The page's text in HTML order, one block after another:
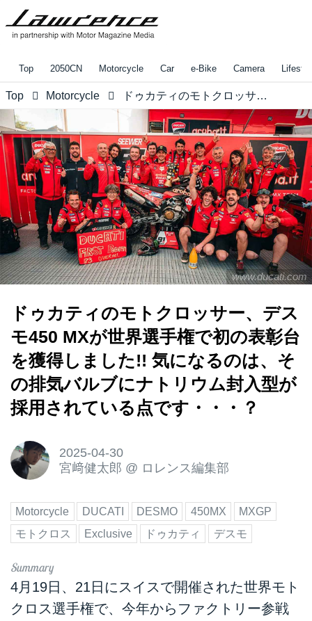
Top 2050CN Motorcycle Car e-Bike Camera
Top Motorcycle ドゥカティのモトクロッサー、デスモ450 MXが世界選手権で初の表彰台を獲得しました!! 気になるのは、その排気バルブにナトリウム封入型が採用されている点です・・・？
www.ducati.com
ドゥカティのモトクロッサー、デス
モ450 MXが世界選手権で初の表彰台
を獲得しました!! 気になるのは、そ
の排気バルブにナトリウム封入型が
採用されている点です・・・？
2025-04-30
宮﨑健太郎 @ ロレンス編集部
Motorcycle DUCATI DESMO 450MX
MXGP
モトクロス
Exclusive ドゥカティ デスモ
4月19日、21日にスイスで開催された世界モト
クロス選手権で、今年からファクトリー参戦